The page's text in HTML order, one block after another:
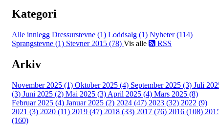
Kategori
Alle innlegg Dressurstevne (1) Loddsalg (1) Nyheter (114)
Sprangstevne (1) Stevner 2015 (78) Vis alle RSS
Arkiv
November 2025 (1) Oktober 2025 (4) September 2025 (3) Juli
(3) Juni 2025 (2) Mai 2025 (3) April 2025 (4) Mars 2025 (8)
Februar 2025 (4) Januar 2025 (2) 2024 (47) 2023 (32) 2022 (9)
2021 (3) 2020 (11) 2019 (47) 2018 (33) 2017 (76) 2016 (108)
(160)